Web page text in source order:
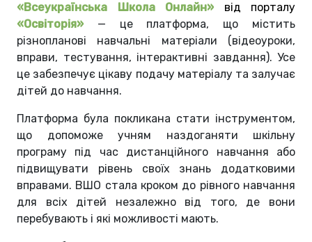
«Всеукраїнська Школа Онлайн» від порталу
«Освіторія» — це платформа, що містить
різнопланові навчальні матеріали (відеоуроки,
вправи, тестування, інтерактивні завдання). Усе
це забезпечує цікаву подачу матеріалу та залучає
дітей до навчання.
Платформа була покликана стати інструментом,
що допоможе учням наздоганяти шкільну
програму під час дистанційного навчання або
підвищувати рівень своїх знань додатковими
вправами. ВШО стала кроком до рівного навчання
для всіх дітей незалежно від того, де вони
перебувають і які можливості мають.